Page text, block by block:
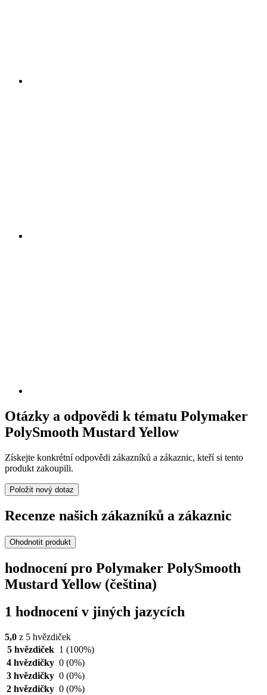
Otázky a odpovědi k tématu Polymaker
PolySmooth Mustard Yellow
Získejte konkrétní odpovědi zákazníků a zákaznic, kteří si tento
produkt zakoupili.
Položit nový dotaz
Recenze našich zákazníků a zákaznic
Ohodnotit produkt
hodnocení pro Polymaker PolySmooth
Mustard Yellow (čeština)
1 hodnocení v jiných jazycích
5,0 z 5 hvězdiček
5 hvězdiček 1 (100%)
4 hvězdičky 0 (0%)
3 hvězdičky 0 (0%)
2 hvězdičky 0 (0%)